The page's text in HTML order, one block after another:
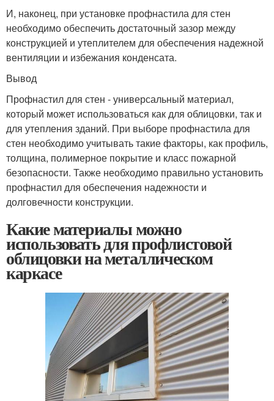
И, наконец, при установке профнастила для стен
необходимо обеспечить достаточный зазор между
конструкцией и утеплителем для обеспечения надежной
вентиляции и избежания конденсата.
Вывод
Профнастил для стен - универсальный материал,
который может использоваться как для облицовки, так и
для утепления зданий. При выборе профнастила для
стен необходимо учитывать такие факторы, как профиль,
толщина, полимерное покрытие и класс пожарной
безопасности. Также необходимо правильно установить
профнастил для обеспечения надежности и
долговечности конструкции.
Какие материалы можно
использовать для профлистовой
облицовки на металлическом
каркасе